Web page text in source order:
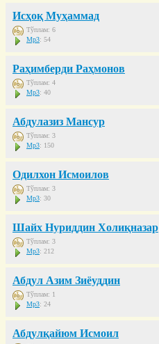
Исҳоқ Муҳаммад
Тўплам: 6
Mp3: 54
Раҳимберди Раҳмонов
Тўплам: 4
Mp3: 40
Абдулазиз Мансур
Тўплам: 3
Mp3: 150
Одилхон Исмоилов
Тўплам: 3
Mp3: 30
Шайх Нуриддин Холиқназар
Тўплам: 3
Mp3: 212
Абдул Азим Зиёуддин
Тўплам: 1
Mp3: 24
Абдулқайюм Исмоил